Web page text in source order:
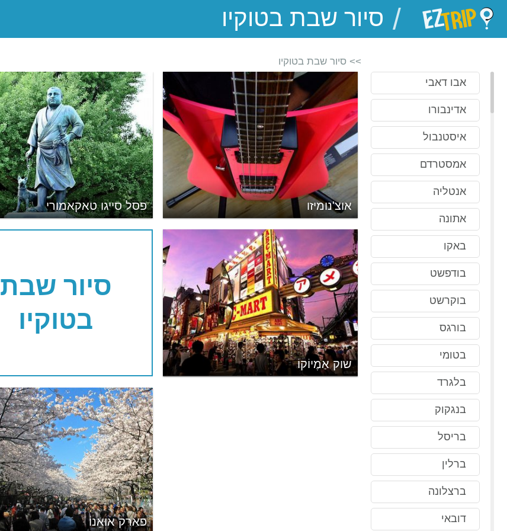
EZTrip
/
אבו דאבי
אדינבורו
איסטנבול
אמסטרדם
אנטליה
אתונה
באקו
בודפשט
בוקרשט
בורגס
בטומי
בלגרד
בנגקוק
בריסל
ברלין
ברצלונה
דובאי
>> סיור שבת בטוקיו
פסל סייגו טאקאמורי אוצ'נומיזו
סיור שבת
בטוקיו
שוק אַמֶיוֹקוֹ
פארק אוּאֵנוֹ